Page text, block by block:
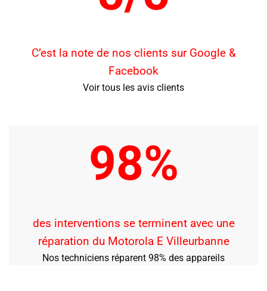
C’est la note de nos clients sur Google &
Facebook
Voir tous les avis clients
98%
des interventions se terminent avec une
réparation du Motorola E Villeurbanne
Nos techniciens réparent 98% des appareils